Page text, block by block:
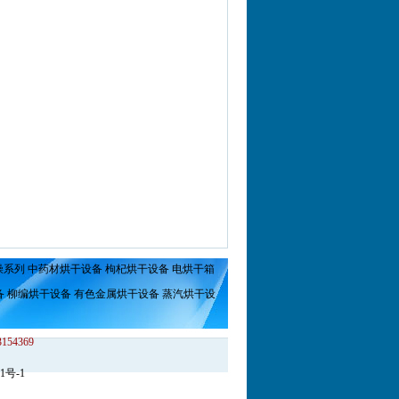
列 中药材烘干设备 枸杞烘干设备 电烘干箱
柳编烘干设备 有色金属烘干设备 蒸汽烘干设
号-1